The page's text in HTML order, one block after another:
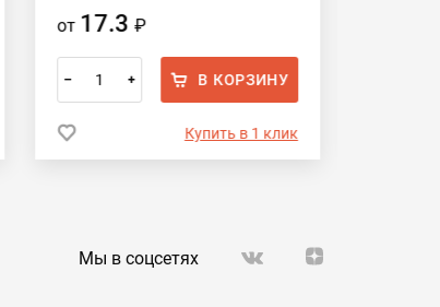
от 17.3₽
– + В КОРЗИНУ
Купить в 1 клик
Мы в соцсетях